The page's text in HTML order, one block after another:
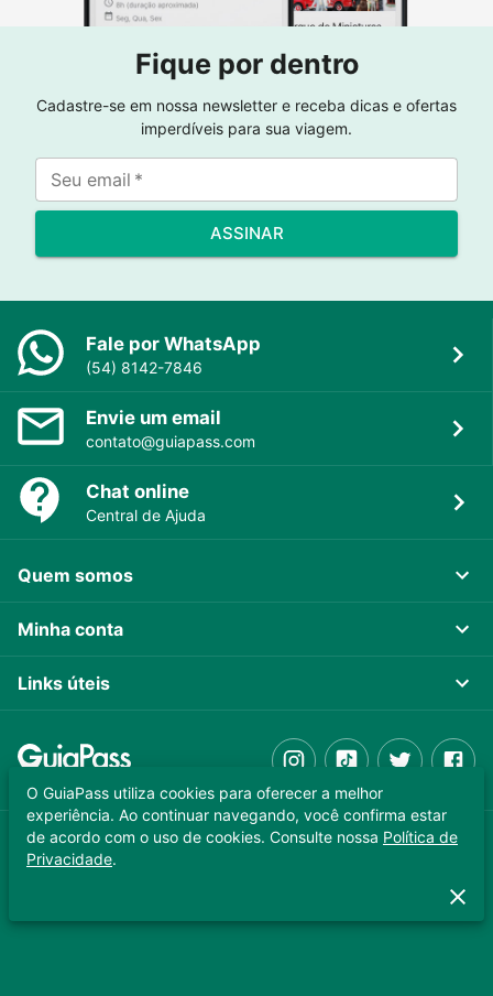
Fique por dentro
Cadastre-se em nossa newsletter e receba dicas e ofertas
imperdíveis para sua viagem.
Seu email *
ASSINAR
Fale por WhatsApp
(54) 8142-7846
Envie um email
contato@guiapass.com
Chat online
Central de Ajuda
Quem somos
Minha conta
Links úteis
GUIAPASS TECNOLOGIA LTDA. CNPJ 37.989.806/0001-64
Copyright © 2025 - Todos os direitos reservados
O GuiaPass utiliza cookies para oferecer a melhor
experiência. Ao continuar navegando, você confirma estar
de acordo com o uso de cookies. Consulte nossa Política de
Privacidade.